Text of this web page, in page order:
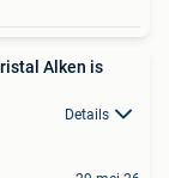
Alken is
Details